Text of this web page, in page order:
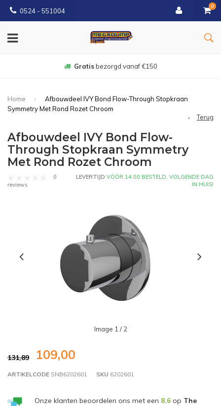
0524 - 551004
0
Gratisbezorgd vanaf €150
Home
Afbouwdeel IVY Bond Flow-Through Stopkraan
Symmetry Met Rond Rozet Chroom
Terug
Afbouwdeel IVY Bond Flow-
Through Stopkraan Symmetry
Met Rond Rozet Chroom
0
reviews
LEVERTIJD VÓÓR 14:00 BESTELD, VOLGENDE DAG
IN HUIS!
Image 1 / 2
131,89 109,00
ARTIKELCODE SNB6202601 SKU 6202601
Onze klanten beoordelen ons met een 8,6op The